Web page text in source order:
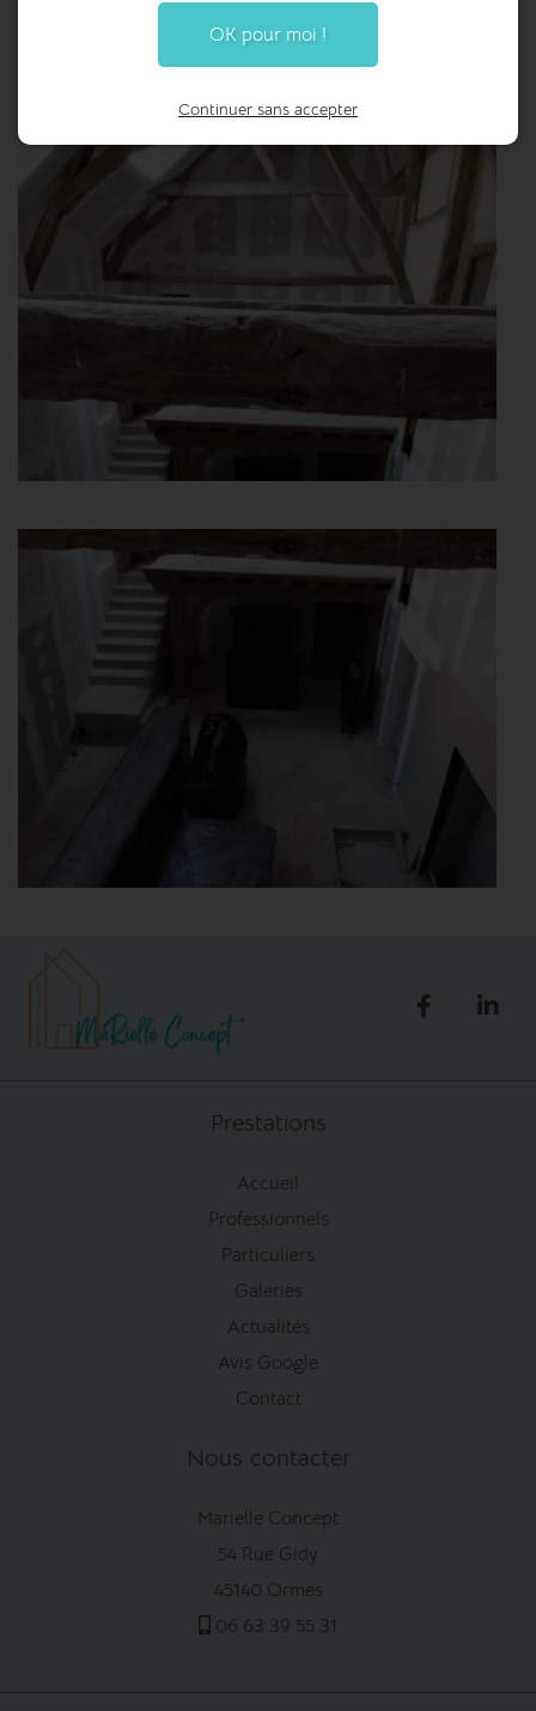
Prestations
Accueil
Professionnels
Particuliers
Galeries
Actualités
Avis Google
Contact
Nous contacter
Marielle Concept
54 Rue Gidy
45140 Ormes
06 63 39 55 31
OK pour moi !
Continuer sans accepter